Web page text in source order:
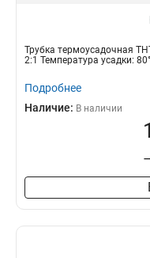
Трубка термоусадочная
2:1 Температура усадки:
Подробнее
Наличие: В наличии